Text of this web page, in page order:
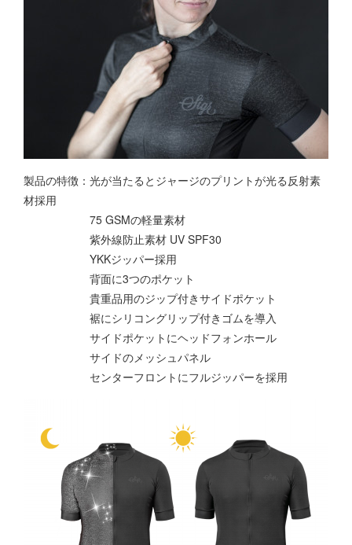
製品の特徴：光が当たるとジャージのプリントが光る反射素
材採用
75 GSMの軽量素材
紫外線防止素材 UV SPF30
YKKジッパー採用
背面に3つのポケット
貴重品用のジップ付きサイドポケット
裾にシリコングリップ付きゴムを導入
サイドポケットにヘッドフォンホール
サイドのメッシュパネル
センターフロントにフルジッパーを採用